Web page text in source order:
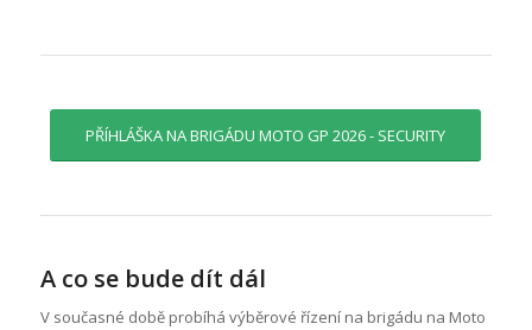
PŘÍHLÁŠKA NA BRIGÁDU MOTO GP 2026 - SECURITY
A co se bude dít dál
V současné době probíhá výběrové řízení na brigádu na Moto
vracejících se
stránek, např.
používaného
jazyka,
Diky těmto
souborům lze
využívat např.